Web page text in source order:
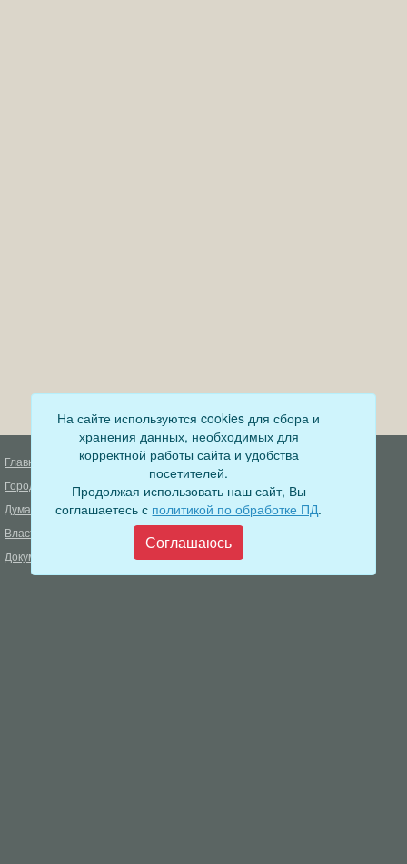
Главная
Город
Дума
Власть
Документы
ОФИЦИАЛЬНЫЙ ВЕСТНИК
Деятельность прокуратуры
Муниципальный контроль
Меры пожарной безопасности
Формирование комфортной
городской среды
На сайте используются cookies для сбора и
хранения данных, необходимых для
корректной работы сайта и удобства
посетителей.
Продолжая использовать наш сайт, Вы
соглашаетесь с политикой по обработке ПД.
Соглашаюсь